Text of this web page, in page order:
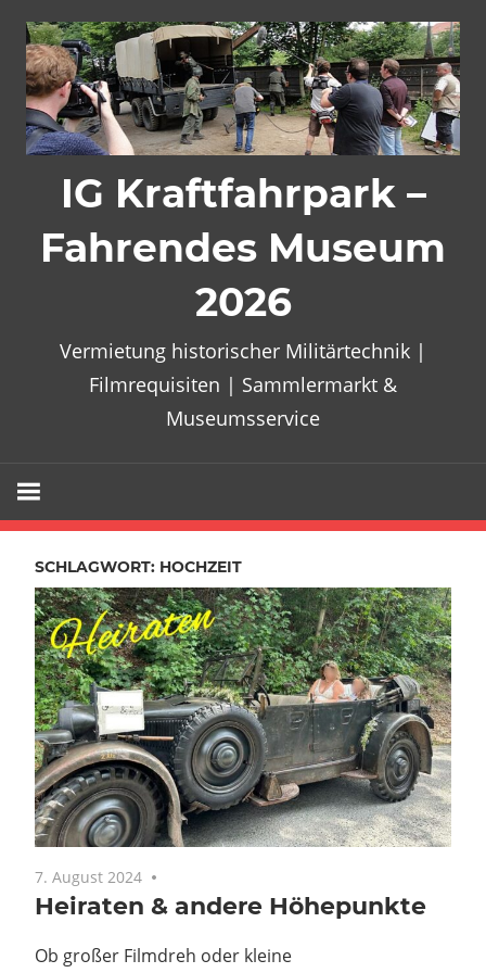
Inhalt
springen
IG Kraftfahrpark –
Fahrendes Museum
2026
Vermietung historischer Militärtechnik |
Filmrequisiten | Sammlermarkt &
Museumsservice
SCHLAGWORT: HOCHZEIT
7. August 2024
Heiraten & andere Höhepunkte
Ob großer Filmdreh oder kleine